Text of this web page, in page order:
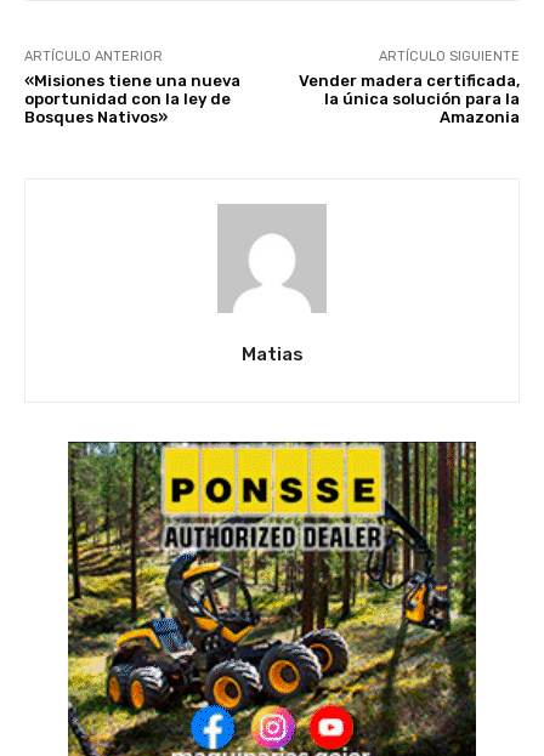
ARTÍCULO ANTERIOR
«Misiones tiene una nueva
oportunidad con la ley de
Bosques Nativos»
ARTÍCULO SIGUIENTE
Vender madera certificada,
la única solución para la
Amazonia
Matias